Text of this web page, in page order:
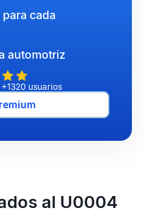
cada
automotriz
usuarios
al U0004